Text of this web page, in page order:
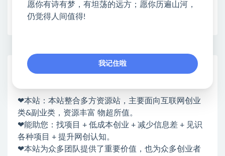
收藏 海报
网赚基地简介
❤本站：本站整合多方资源站，主要面向互联网创业
类&副业类，资源丰富 物超所值。
❤能助您：找项目 + 低成本创业 + 减少信息差 + 见识
各种项目 + 提升网创认知。
❤本站为众多团队提供了重要价值，也为众多创业者
愿你有诗有梦，有坦荡的远方；愿你历遍山河，
仍觉得人间值得!
我记住啦